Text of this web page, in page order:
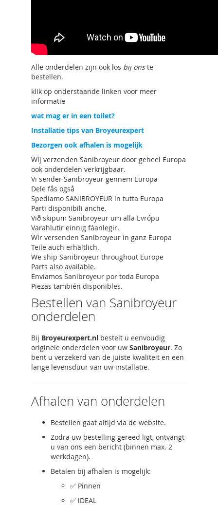
Alle onderdelen zijn ook los bij onste
bestellen.
klik op onderstaande linken voor meer
informatie
wat mag er in een toilet?
Installatie tips van Broyeurexpert
Bezorgen ook afhalen is mogelijk
Wij verzenden Sanibroyeur door geheel Europa
ook onderdelen verkrijgbaar.
Vi sender Sanibroyeur gennem Europa
Dele fås også
Spediamo SANIBROYEUR in tutta Europa
Parti disponibili anche.
Við skipum Sanibroyeur um alla Evrópu
Varahlutir einnig fáanlegir.
Wir versenden Sanibroyeur in ganz Europa
Teile auch erhältlich.
We ship Sanibroyeur throughout Europe
Parts also available.
Enviamos Sanibroyeur por toda Europa
Piezas también disponibles.
Bestellen van Sanibroyeur
onderdelen
Bij Broyeurexpert.nl bestelt u eenvoudig
originele onderdelen voor uw Sanibroyeur. Zo
bent u verzekerd van de juiste kwaliteit en een
lange levensduur van uw installatie.
Afhalen van onderdelen
Bestellen gaat altijd via de website.
Zodra uw bestelling gereed ligt, ontvangt
u van ons een bericht (binnen max. 2
werkdagen).
Betalen bij afhalen is mogelijk:
✅ Pinnen
✅ iDEAL